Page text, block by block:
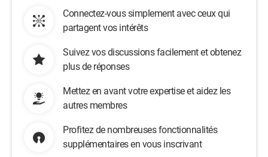
Connectez-vous simplement avec ceux qui
partagent vos intérêts
Suivez vos discussions facilement et obtenez
plus de réponses
Mettez en avant votre expertise et aidez les
autres membres
Profitez de nombreuses fonctionnalités
supplémentaires en vous inscrivant